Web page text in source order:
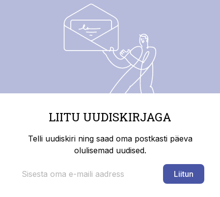
LIITU UUDISKIRJAGA
Telli uudiskiri ning saad oma postkasti päeva
olulisemad uudised.
Liitun